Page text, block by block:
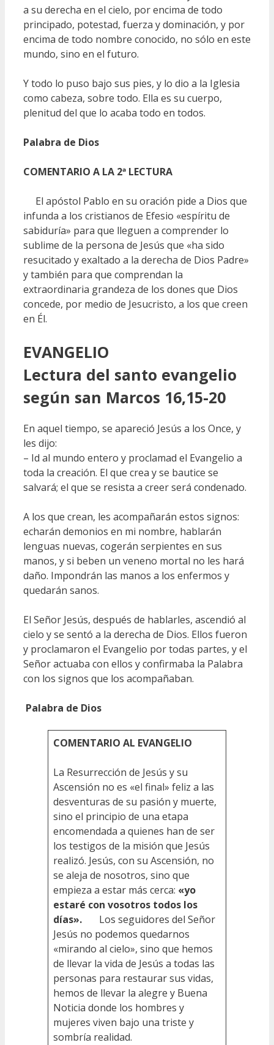
a su derecha en el cielo, por encima de todo
principado, potestad, fuerza y dominación, y por
encima de todo nombre conocido, no sólo en este
mundo, sino en el futuro.
Y todo lo puso bajo sus pies, y lo dio a la Iglesia
como cabeza, sobre todo. Ella es su cuerpo,
plenitud del que lo acaba todo en todos.
Palabra de Dios
COMENTARIO A LA 2ª LECTURA
El apóstol Pablo en su oración pide a Dios que
infunda a los cristianos de Efesio «espíritu de
sabiduría» para que lleguen a comprender lo
sublime de la persona de Jesús que «ha sido
resucitado y exaltado a la derecha de Dios Padre»
y también para que comprendan la
extraordinaria grandeza de los dones que Dios
concede, por medio de Jesucristo, a los que creen
en Él.
EVANGELIO
Lectura del santo evangelio
según san Marcos 16,15-20
En aquel tiempo, se apareció Jesús a los Once, y
les dijo:
– Id al mundo entero y proclamad el Evangelio a
toda la creación. El que crea y se bautice se
salvará; el que se resista a creer será condenado.
A los que crean, les acompañarán estos signos:
echarán demonios en mi nombre, hablarán
lenguas nuevas, cogerán serpientes en sus
manos, y si beben un veneno mortal no les hará
daño. Impondrán las manos a los enfermos y
quedarán sanos.
El Señor Jesús, después de hablarles, ascendió al
cielo y se sentó a la derecha de Dios. Ellos fueron
y proclamaron el Evangelio por todas partes, y el
Señor actuaba con ellos y confirmaba la Palabra
con los signos que los acompañaban.
Palabra de Dios
COMENTARIO AL EVANGELIO
La Resurrección de Jesús y su
Ascensión no es «el final» feliz a las
desventuras de su pasión y muerte,
sino el principio de una etapa
encomendada a quienes han de ser
los testigos de la misión que Jesús
realizó. Jesús, con su Ascensión, no
se aleja de nosotros, sino que
empieza a estar más cerca: «yo
estaré con vosotros todos los
días».
Los seguidores del Señor
Jesús no podemos quedarnos
«mirando al cielo», sino que hemos
de llevar la vida de Jesús a todas las
personas para restaurar sus vidas,
hemos de llevar la alegre y Buena
Noticia donde los hombres y
mujeres viven bajo una triste y
sombría realidad.